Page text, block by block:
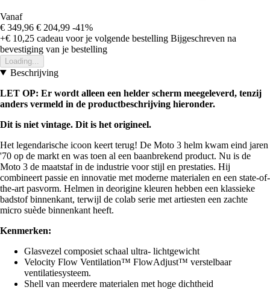
Vanaf
€ 349,96 € 204,99 -41%
+€ 10,25 cadeau voor je volgende bestelling Bijgeschreven na
bevestiging van je bestelling
Loading...
Beschrijving
LET OP: Er wordt alleen een helder scherm meegeleverd, tenzij
anders vermeld in de productbeschrijving hieronder.
Dit is niet vintage. Dit is het origineel.
Het legendarische icoon keert terug! De Moto 3 helm kwam eind jaren
'70 op de markt en was toen al een baanbrekend product. Nu is de
Moto 3 de maatstaf in de industrie voor stijl en prestaties. Hij
combineert passie en innovatie met moderne materialen en een state-of-
the-art pasvorm. Helmen in deorigine kleuren hebben een klassieke
badstof binnenkant, terwijl de colab serie met artiesten een zachte
micro suède binnenkant heeft.
Kenmerken:
Glasvezel composiet schaal ultra- lichtgewicht
Velocity Flow Ventilation™ FlowAdjust™ verstelbaar
ventilatiesysteem.
Shell van meerdere materialen met hoge dichtheid